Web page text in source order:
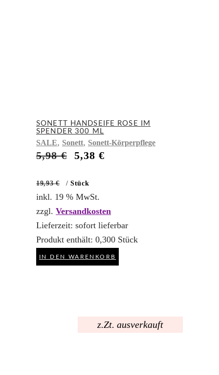
SONETT HANDSEIFE ROSE IM
SPENDER 300 ML
SALE, Sonett, Sonett-Körperpflege
5,98€
Ursprünglicher
5,98 €
5,38€
19,93€ /Stück
inkl. 19 % MwSt.
zzgl. Versandkosten
Lieferzeit: sofort lieferbar
Produkt enthält: 0,300 Stück
IN DEN WARENKORB
z.Zt. ausverkauft